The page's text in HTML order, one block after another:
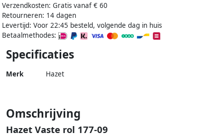
Verzendkosten: Gratis vanaf € 60
Retourneren: 14 dagen
Levertijd: Voor 22:45 besteld, volgende dag in huis
Betaalmethodes:
Specificaties
Merk Hazet
Omschrijving
Hazet Vaste rol 177-09